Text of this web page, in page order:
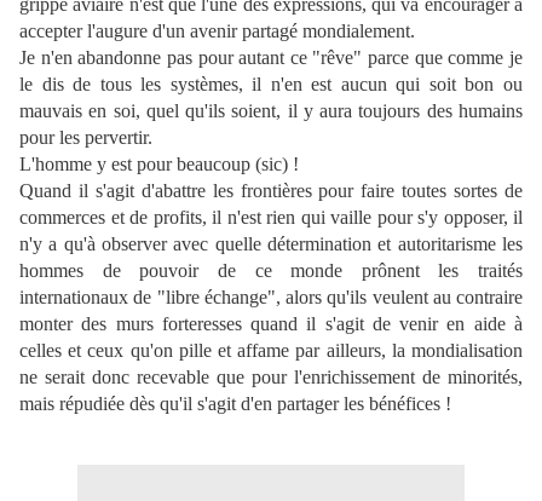
grippe aviaire n'est que l'une des expressions, qui va encourager à
accepter l'augure d'un avenir partagé mondialement.
Je n'en abandonne pas pour autant ce "rêve" parce que comme je
le dis de tous les systèmes, il n'en est aucun qui soit bon ou
mauvais en soi, quel qu'ils soient, il y aura toujours des humains
pour les pervertir.
L'homme y est pour beaucoup (sic) !
Quand il s'agit d'abattre les frontières pour faire toutes sortes de
commerces et de profits, il n'est rien qui vaille pour s'y opposer, il
n'y a qu'à observer avec quelle détermination et autoritarisme les
hommes de pouvoir de ce monde prônent les traités
internationaux de "libre échange", alors qu'ils veulent au contraire
monter des murs forteresses quand il s'agit de venir en aide à
celles et ceux qu'on pille et affame par ailleurs, la mondialisation
ne serait donc recevable que pour l'enrichissement de minorités,
mais répudiée dès qu'il s'agit d'en partager les bénéfices !